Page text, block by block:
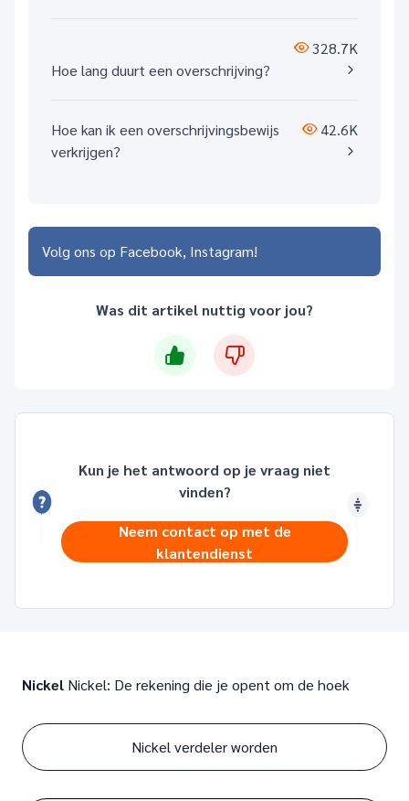
Hoe lang duurt een overschrijving?
328.7K
Hoe kan ik een overschrijvingsbewijs
verkrijgen?
42.6K
Volg ons op Facebook Instagram
Was dit artikel nuttig voor jou?
Kun je het antwoord op je vraag niet
vinden?
Neem contact op met de
klantendienst
Nickel Nickel: De rekening die je opent om de hoek
Nickel verdeler worden